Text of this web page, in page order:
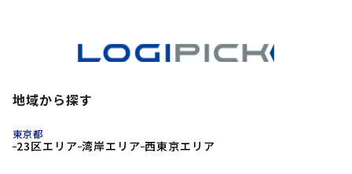
地域から探す
東京都
23区エリア 湾岸エリア 西東京エリア